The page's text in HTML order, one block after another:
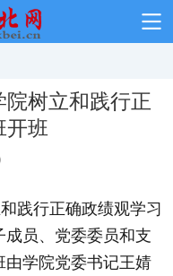
树立和践行正
开班
践行正确政绩观学习
员、党委委员和支
学院党委书记王婧